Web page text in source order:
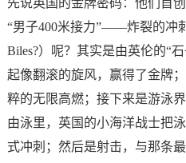
先说英国的金牌密码：他们首
“男子400米接力”——炸裂的冲
Biles?）呢？其实是由英伦的“
起像翻滚的旋风，赢得了金牌
粹的无限高燃；接下来是游泳
由泳里，英国的小海洋战士把
式冲刺；然后是射击，与那条